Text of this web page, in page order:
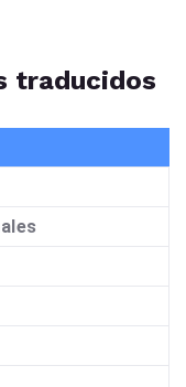
traducidos